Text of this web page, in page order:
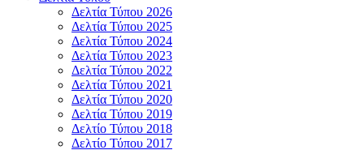
Δελτία Τύπου 2026
Δελτία Τύπου 2025
Δελτία Τύπου 2024
Δελτία Τύπου 2023
Δελτία Τύπου 2022
Δελτία Τύπου 2021
Δελτία Τύπου 2020
Δελτία Τύπου 2019
Δελτίο Τύπου 2018
Δελτίο Τύπου 2017